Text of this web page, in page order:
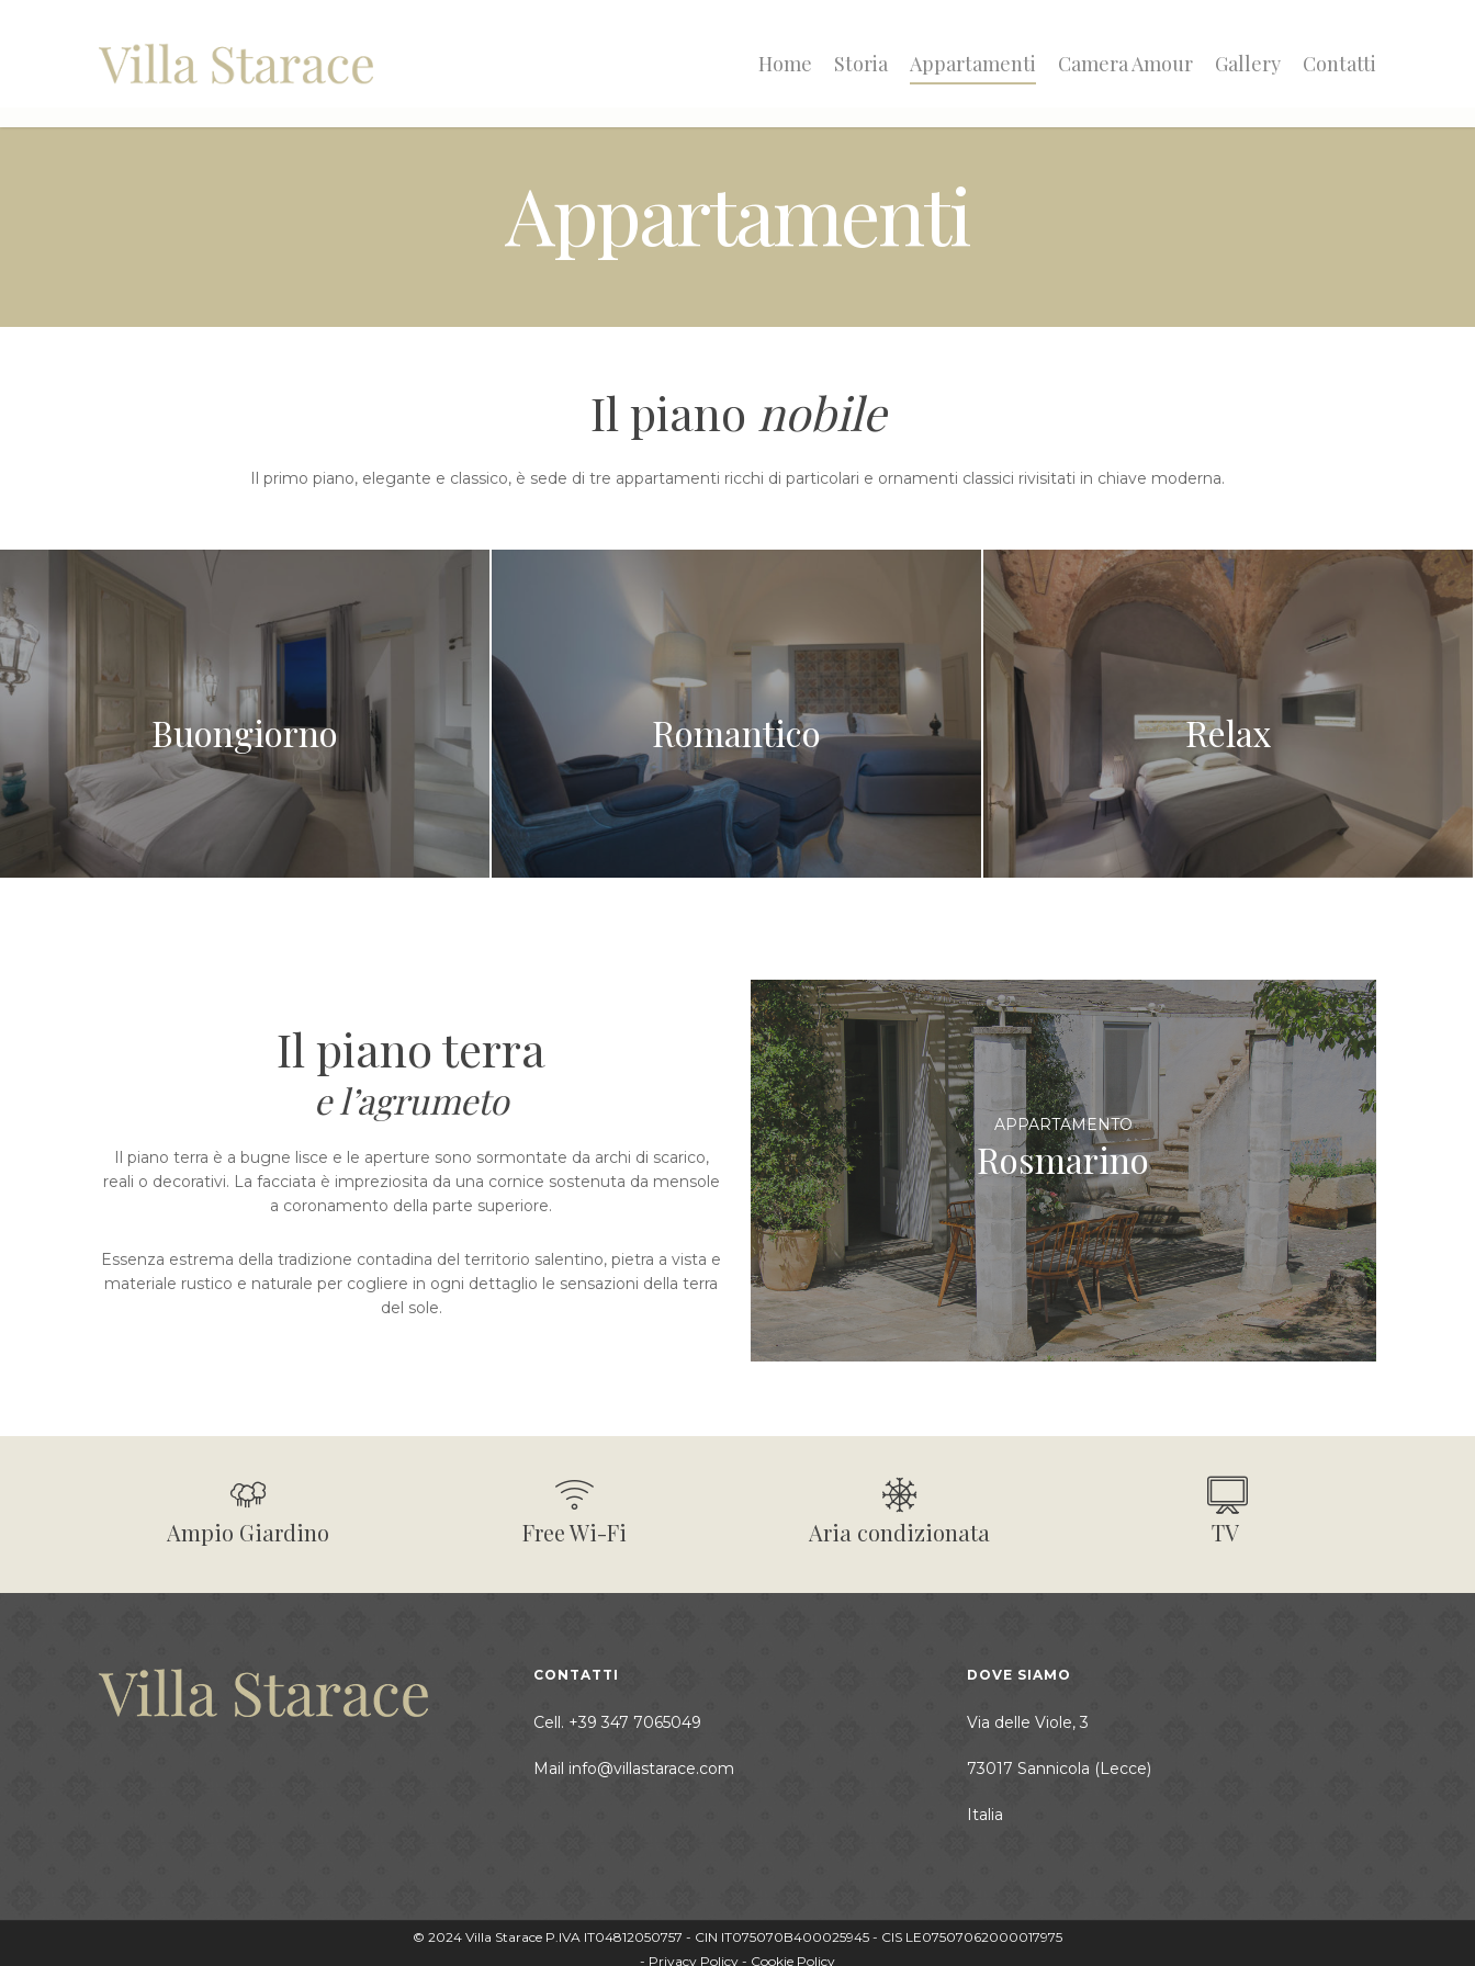
Home Storia Appartamenti Camera Amour Gallery Contatti
Appartamenti
Il piano nobile
Il primo piano, elegante e classico, è sede di tre appartamenti ricchi di particolari e ornamenti classici rivisitati in chiave moderna.
Buongiorno Romantico Relax
Il piano terra
e l’agrumeto
Il piano terra è a bugne lisce e le aperture sono sormontate da archi di scarico,
reali o decorativi. La facciata è impreziosita da una cornice sostenuta da mensole
a coronamento della parte superiore.
Essenza estrema della tradizione contadina del territorio salentino, pietra a vista e
materiale rustico e naturale per cogliere in ogni dettaglio le sensazioni della terra
del sole.
APPARTAMENTO
Rosmarino
Ampio Giardino Free Wi-Fi Aria condizionata TV
CONTATTI
Cell. +39 347 7065049
Mail info@villastarace.com
DOVE SIAMO
Via delle Viole, 3
73017 Sannicola (Lecce)
Italia
© 2024 Villa Starace P.IVA IT04812050757 - CIN IT075070B400025945 - CIS LE07507062000017975
- Privacy Policy - Cookie Policy